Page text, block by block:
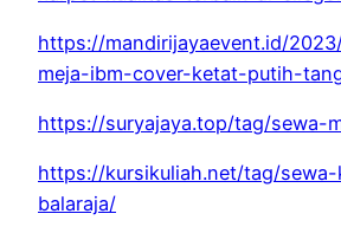
https://mandirijayaevent.id/
meja-ibm-cover-ketat-putih-
https://suryajaya.top/tag/sewa-
https://kursikuliah.net/tag/
balaraja/